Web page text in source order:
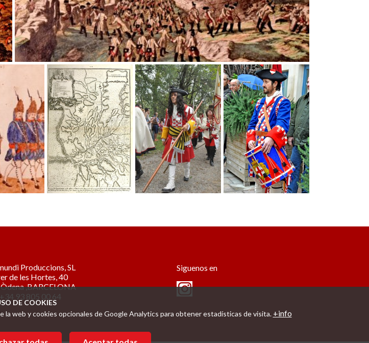
DE COOKIES
web y cookies opcionales de Google Analytics para obtener estadísticas de visita. +info
Vèncer o Morir, la Batalla
dels Prats de Rei
Vèncer o Morir, la Batalla
dels Prats de Rei
Vèncer o Morir, la Batalla
dels Prats de Rei
Produccions, SL
de les Hortes, 40
,BARCELONA
93 805 00 64
Siguenos en